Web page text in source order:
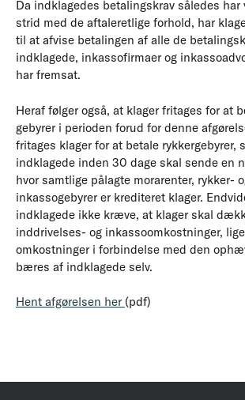
Da indklagedes betalingskrav således
strid med de aftaleretlige forhold, har
til at afvise betalingen af alle de
indklagede, inkassofirmaer og
har fremsat.
Heraf følger også, at klager fritages for at
gebyrer i perioden forud for denne
fritages klager for at betale rykkergebyrer,
indklagede inden 30 dage skal sende en
hvor samtlige pålagte morarenter, rykker-
inkassogebyrer er krediteret klager.
indklagede ikke kræve, at klager skal
inddrivelses- og inkassoomkostninger,
omkostninger i forbindelse med den
bæres af indklagede selv.
Hent afgørelsen her (pdf)